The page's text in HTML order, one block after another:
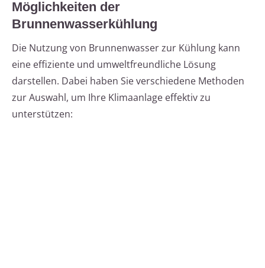
Möglichkeiten der
Brunnenwasserkühlung
Die Nutzung von Brunnenwasser zur Kühlung kann
eine effiziente und umweltfreundliche Lösung
darstellen. Dabei haben Sie verschiedene Methoden
zur Auswahl, um Ihre Klimaanlage effektiv zu
unterstützen: